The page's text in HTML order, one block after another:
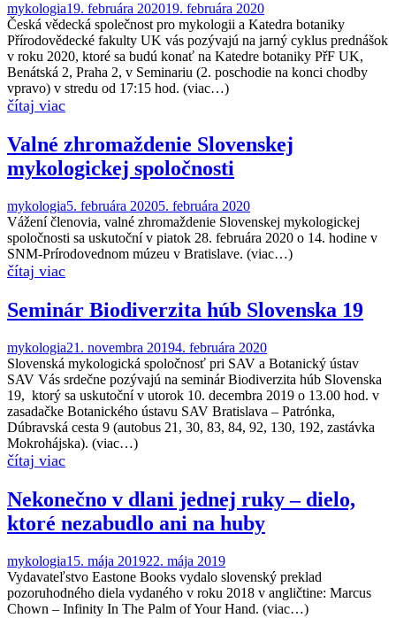
mykologia19. februára 202019. februára 2020
Česká vědecká společnost pro mykologii a Katedra botaniky
Přírodovědecké fakulty UK vás pozývajú na jarný cyklus prednášok
v roku 2020, ktoré sa budú konať na Katedre botaniky PřF UK,
Benátská 2, Praha 2, v Seminariu (2. poschodie na konci chodby
vpravo) v stredu od 17:15 hod. (viac…)
Valné zhromaždenie Slovenskej
mykologickej spoločnosti
mykologia5. februára 20205. februára 2020
Vážení členovia, valné zhromaždenie Slovenskej mykologickej
spoločnosti sa uskutoční v piatok 28. februára 2020 o 14. hodine v
SNM-Prírodovednom múzeu v Bratislave. (viac…)
Seminár Biodiverzita húb Slovenska 19
mykologia21. novembra 20194. februára 2020
Slovenská mykologická spoločnosť pri SAV a Botanický ústav
SAV Vás srdečne pozývajú na seminár Biodiverzita húb Slovenska
19, ktorý sa uskutoční v utorok 10. decembra 2019 o 13.00 hod. v
zasadačke Botanického ústavu SAV Bratislava – Patrónka,
Dúbravská cesta 9 (autobus 21, 30, 83, 84, 92, 130, 192, zastávka
Mokrohájska). (viac…)
Nekonečno v dlani jednej ruky – dielo,
ktoré nezabudlo ani na huby
mykologia15. mája 201922. mája 2019
Vydavateľstvo Eastone Books vydalo slovenský preklad
pozoruhodného diela vydaného v roku 2018 v angličtine: Marcus
Chown – Infinity In The Palm of Your Hand. (viac…)